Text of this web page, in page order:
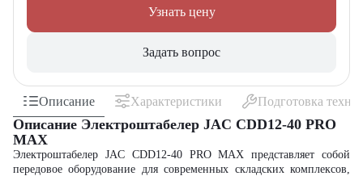
Узнать цену
Задать вопрос
Описание Характеристики Подготовка
Описание Электроштабелер JAC CDD12-40 PRO
MAX
Электроштабелер JAC CDD12-40 PRO MAX представляет собой
передовое оборудование для современных складских комплексов,